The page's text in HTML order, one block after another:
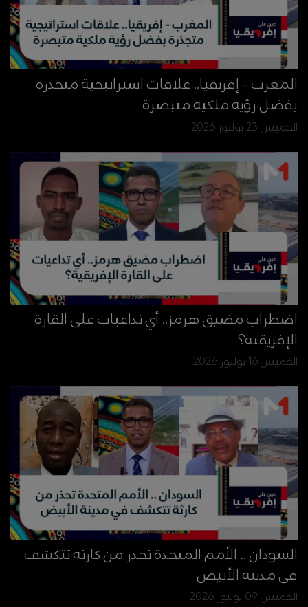
المغرب - إفريقيا.. علاقات استراتيجية متجذرة
بفضل رؤية ملكية متبصرة
الخميس 23 يوليوز 2026
اضطراب مضيق هرمز.. أي تداعيات على القارة
الإفريقية؟
الخميس 16 يوليوز 2026
السودان .. الأمم المتحدة تحذر من كارثة تتكشف
في مدينة الأبيض
الخميس 09 يوليوز 2026